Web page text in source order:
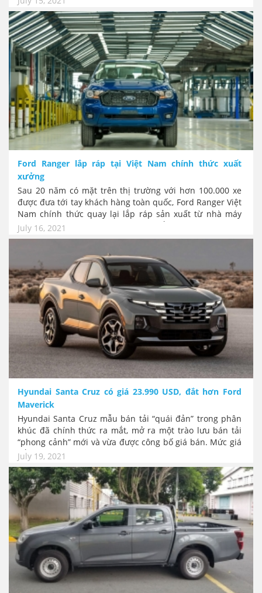
Lực, khách hàng là từ công ty khởi nghiệp Hercules
Electric Vehicle ở Detroit.
Ford Ranger lắp ráp tại Việt Nam chính thức xuất
xưởng
Sau 20 năm có mặt trên thị trường với hơn 100.000 xe
được đưa tới tay khách hàng toàn quốc, Ford Ranger Việt
Nam chính thức quay lại lắp ráp sản xuất từ nhà máy
Ford Hải Dương, áp dụng quy trình lắp ráp toàn cầu của
Ford Motor. Chiếc bản tải hàng đầu tại Việt Nam sẽ tiếp
mới, mở ra một trào lưu xe bán tải mạnh mẽ đi cùng lối
sống hiện đại.
July 16, 2021
Hyundai Santa Cruz có giá 23.990 USD, đắt hơn Ford
Maverick
Hyundai Santa Cruz mẫu bán tải “quái đản” trong phân
khúc đã chính thức ra mắt, mở ra một trào lưu bán tải
“phong cảnh” mới và vừa được công bố giá bán. Mức giá
bắt đầu từ 23.990 USD. Với mức giá này, Hyundai Santa
Cruz sẽ đắt hơn Ford Maverick khoảng 4.000USD tùy
từng phiên bản.
July 19, 2021